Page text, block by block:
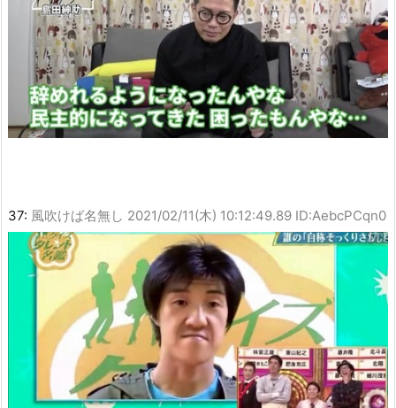
37: 風吹けば名無し 2021/02/11(木) 10:12:49.89 ID:AebcPCqn0